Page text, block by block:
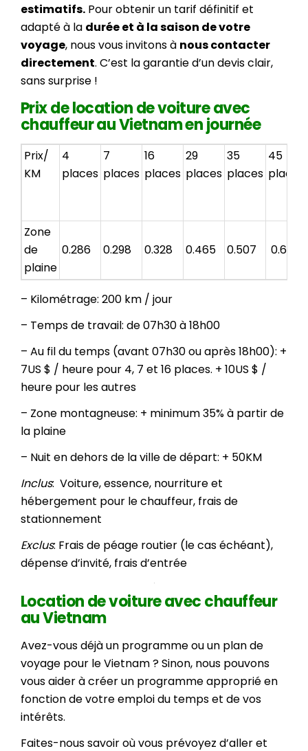
estimatifs. Pour obtenir un tarif définitif et
adapté à la durée et à la saison de votre
voyage, nous vous invitons à nous contacter
directement. C’est la garantie d’un devis clair,
sans surprise !
Prix de location de voiture avec
chauffeur au Vietnamen journée
Prix/
KM
4
places
7
places
16
places
29
places
35
places
45
places
Zone
de
plaine
0.286 0.298 0.328 0.465 0.507 0.685
– Kilométrage: 200 km / jour
– Temps de travail: de 07h30 à 18h00
– Au fil du temps (avant 07h30 ou après 18h00): +
7US $ / heure pour 4, 7 et 16 places. + 10US $ /
heure pour les autres
– Zone montagneuse: + minimum 35% à partir de
la plaine
– Nuit en dehors de la ville de départ: + 50KM
Inclus: Voiture, essence, nourriture et
hébergement pour le chauffeur, frais de
stationnement
Exclus: Frais de péage routier (le cas échéant),
dépense d’invité, frais d’entrée
Location de voiture avec chauffeur
au Vietnam
Avez-vous déjà un programme ou un plan de
voyage pour le Vietnam ? Sinon, nous pouvons
vous aider à créer un programme approprié en
fonction de votre emploi du temps et de vos
intérêts.
Faites-nous savoir où vous prévoyez d’aller et